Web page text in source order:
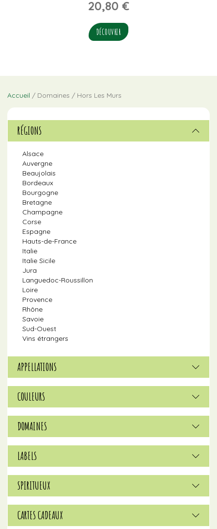
20,80 €
DÉCOUVRIR
Accueil / Domaines / Hors Les Murs
RÉGIONS
Alsace
Auvergne
Beaujolais
Bordeaux
Bourgogne
Bretagne
Champagne
Corse
Espagne
Hauts-de-France
Italie
Italie Sicile
Jura
Languedoc-Roussillon
Loire
Provence
Rhône
Savoie
Sud-Ouest
Vins étrangers
APPELLATIONS
COULEURS
DOMAINES
LABELS
SPIRITUEUX
CARTES CADEAUX